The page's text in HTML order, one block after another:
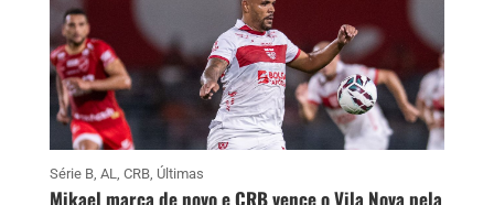
Série B, AL, CRB, Últimas
Mikael marca de novo e CRB vence o Vila Nova pela